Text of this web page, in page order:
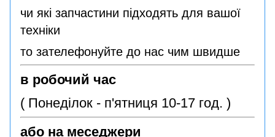
чи які запчастини підходять для вашої
техніки
то зателефонуйте до нас чим швидше
в робочий час
( Понеділок - п'ятниця 10-17 год. )
або на меседжери